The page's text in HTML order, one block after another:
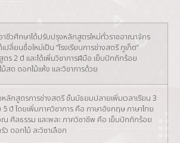
าชีวศึกษาได้ปรับปรุงหลักสูตรใหม่ทั่วราชอาณาจักร
เปลี่ยนชื่อใหม่เป็น “โรงเรียนการช่างสตรี ภูเก็ต”
ร 2 ปี และได้เพิ่มวิชาการฝีมือ เย็บปักถักร้อย
สด ดอกไม้แห้ง และวิชาการด้วย
ลักสูตรการช่างสตรี ชั้นมัธยมปลายเพิ่มเวลาเรียน 3
ปี โดยเพิ่มภาควิชาการ คือ ภาษาอังกฤษ ภาษาไทย
ณ ศีลธรรม และพละ ภาควิชาชีพ คือ เย็บปักถักร้อย
ว ดอกไม้ ละวิชาเลือก